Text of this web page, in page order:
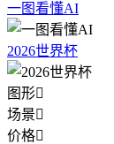
一图看懂AI
2026世界杯
图形
场景
价格